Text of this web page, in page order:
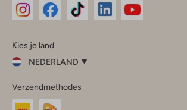
InstagramFacebook
Kies je land
NEDERLAND
je
land
Verzendmethodes